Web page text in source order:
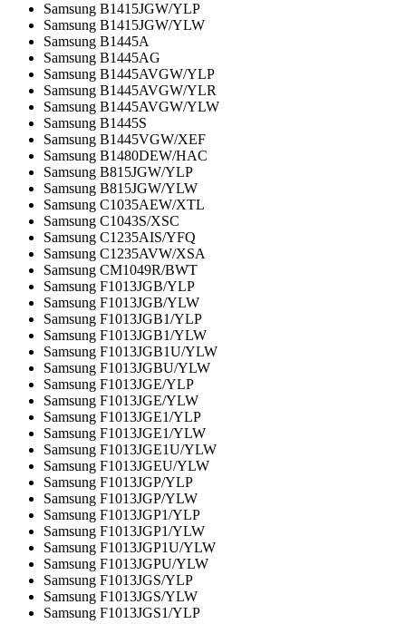
Samsung B1415JGW/YLP
Samsung B1415JGW/YLW
Samsung B1445A
Samsung B1445AG
Samsung B1445AVGW/YLP
Samsung B1445AVGW/YLR
Samsung B1445AVGW/YLW
Samsung B1445S
Samsung B1445VGW/XEF
Samsung B1480DEW/HAC
Samsung B815JGW/YLP
Samsung B815JGW/YLW
Samsung C1035AEW/XTL
Samsung C1043S/XSC
Samsung C1235AIS/YFQ
Samsung C1235AVW/XSA
Samsung CM1049R/BWT
Samsung F1013JGB/YLP
Samsung F1013JGB/YLW
Samsung F1013JGB1/YLP
Samsung F1013JGB1/YLW
Samsung F1013JGB1U/YLW
Samsung F1013JGBU/YLW
Samsung F1013JGE/YLP
Samsung F1013JGE/YLW
Samsung F1013JGE1/YLP
Samsung F1013JGE1/YLW
Samsung F1013JGE1U/YLW
Samsung F1013JGEU/YLW
Samsung F1013JGP/YLP
Samsung F1013JGP/YLW
Samsung F1013JGP1/YLP
Samsung F1013JGP1/YLW
Samsung F1013JGP1U/YLW
Samsung F1013JGPU/YLW
Samsung F1013JGS/YLP
Samsung F1013JGS/YLW
Samsung F1013JGS1/YLP